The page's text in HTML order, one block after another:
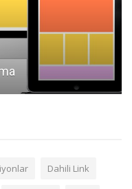
Dahili Link